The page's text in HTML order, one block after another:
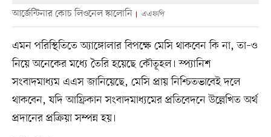
আর্জেন্টিনার কোচ লিওনেল স্কালোনি এএফপি
এমন পরিস্থিতিতে অ্যাঙ্গোলার বিপক্ষে মেসি থাকবেন কি না, তা–ও
নিয়ে অনেকের মধ্যে তৈরি হয়েছে কৌতূহল। স্প্যানিশ
সংবাদমাধ্যম এএস জানিয়েছে, মেসি প্রায় নিশ্চিতভাবেই দলে
থাকবেন, যদি আফ্রিকান সংবাদমাধ্যমের প্রতিবেদনে উল্লেখিত অর্থ
প্রদানের প্রক্রিয়া সম্পন্ন হয়।